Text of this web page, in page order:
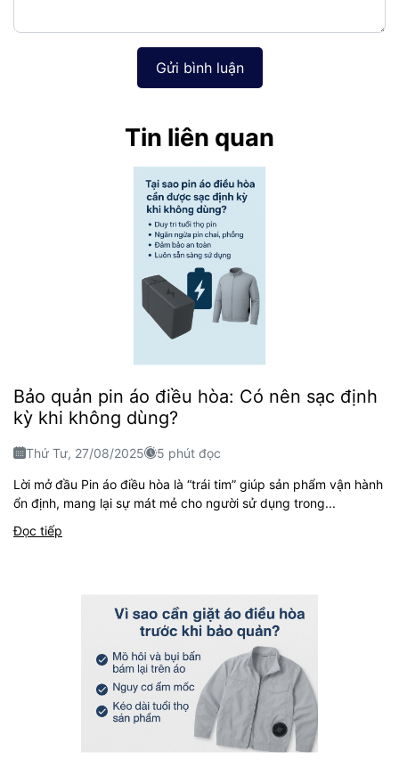
Gửi bình luận
Tin liên quan
Bảo quản pin áo điều hòa: Có nên sạc định
kỳ khi không dùng?
Thứ Tư, 27/08/2025 5 phút đọc
Lời mở đầu Pin áo điều hòa là “trái tim” giúp sản phẩm vận hành
ổn định, mang lại sự mát mẻ cho người sử dụng trong...
Đọc tiếp